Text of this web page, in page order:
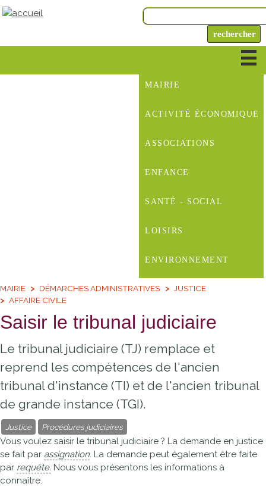
MAIRIE
ACTIVITÉ ÉCONOMIQUE
ASSOCIATIONS
ENFANCE
SANTÉ - SOCIAL
LOISIRS
ENVIRONNEMENT
MAIRIE DÉMARCHES ADMINISTRATIVES
JUSTICE
AFFAIRE CIVILE
Saisir le tribunal judiciaire
Le tribunal judiciaire (TJ) remplace et
reprend les compétences de l'ancien
tribunal d'instance (TI) et de l'ancien tribunal
de grande instance (TGI).
Justice Procédures judiciaires
Vous voulez saisir le tribunal judiciaire ? La demande en justice
se fait par assignation. La demande peut également être faite
par requête. Nous vous présentons les informations à
connaître.